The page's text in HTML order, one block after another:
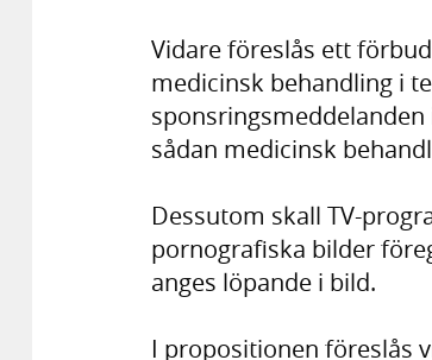
Vidare föreslås ett
medicinsk behandling i
sådan medicinsk
Dessutom skall TV-
pornografiska bilder
anges löpande i bild.
I propositionen föreslås